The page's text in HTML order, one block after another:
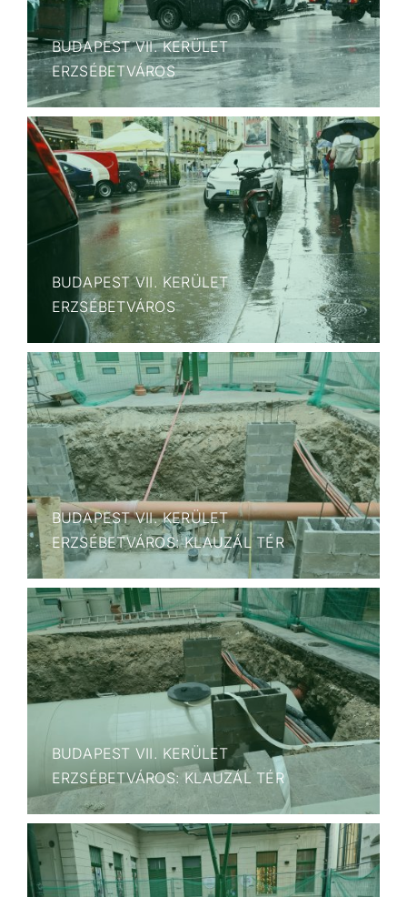
BUDAPEST VII. KERÜLET
ERZSÉBETVÁROS
BUDAPEST VII. KERÜLET
ERZSÉBETVÁROS
BUDAPEST VII. KERÜLET
ERZSÉBETVÁROS: KLAUZÁL TÉR
BUDAPEST VII. KERÜLET
ERZSÉBETVÁROS: KLAUZÁL TÉR